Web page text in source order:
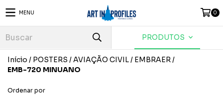
MENU 0
PRODUTOS
Início / POSTERS /AVIAÇÃO CIVIL/ EMBRAER/
EMB-720 MINUANO
Ordenar por